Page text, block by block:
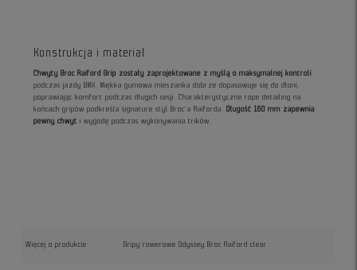
Konstrukcja i materiał
Chwyty Broc Raiford Grip zostały zaprojektowane z myślą o maksymalnej kontroli
podczas jazdy BMX. Miękka gumowa mieszanka dobrze dopasowuje się do dłoni,
poprawiając komfort podczas długich sesji. Charakterystyczne rope detailing na
końcach gripów podkreśla signature styl Broc’a Raiforda. Długość 160 mm zapewnia
pewny chwyt i wygodę podczas wykonywania trików.
Więcej o produkcie Gripy rowerowe Odyssey Broc Raiford clear